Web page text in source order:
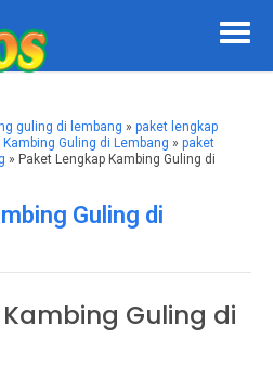
guling di lembang » paket lengkap
Kambing Guling di Lembang » paket
» Paket Lengkap Kambing Guling di
Guling di
Guling di